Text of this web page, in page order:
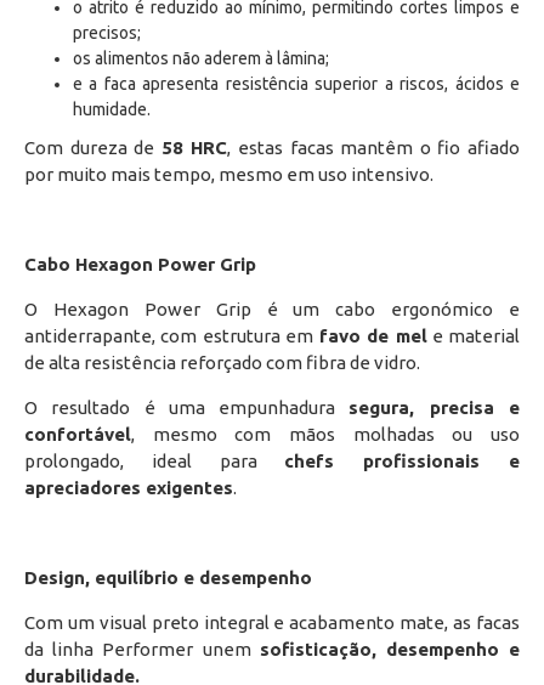
o atrito é reduzido ao mínimo, permitindo cortes limpos e
precisos;
os alimentos não aderem à lâmina;
e a faca apresenta resistência superior a riscos, ácidos e
humidade.
Com dureza de 58 HRC, estas facas mantêm o fio afiado
por muito mais tempo, mesmo em uso intensivo.
Cabo Hexagon Power Grip
O Hexagon Power Grip é um cabo ergonómico e
antiderrapante, com estrutura emfavo de mele material
de alta resistência reforçado com fibra de vidro.
O resultado é uma empunhadura segura, precisa e
confortável, mesmo com mãos molhadas ou uso
prolongado, ideal para chefs profissionais e
apreciadores exigentes.
Design, equilíbrio e desempenho
Com um visual preto integral e acabamento mate, as facas
da linha Performer unem sofisticação, desempenho e
durabilidade.